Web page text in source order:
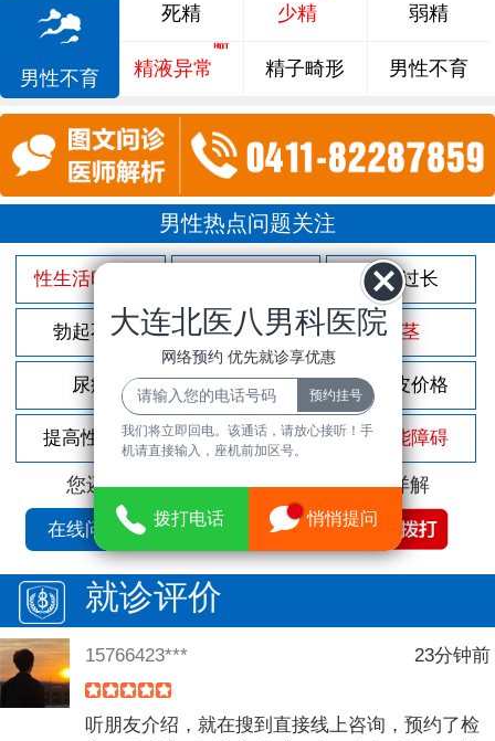
男性不育
死精 少精 弱精
精液异常 精子畸形 男性不育
男性热点问题关注
性生活时间短 包皮过长
勃起不坚 尿频尿急 包茎
尿痛 前列腺炎 割包皮价格
提高性功能 龟头敏感 性功能障碍
您还可以拨打免费咨询电话立即为您详解
在线问诊
就诊评价
15766423*** 23分钟前
听朋友介绍，就在搜到直接线上咨询，预约了检
大连北医八男科医院
网络预约 优先就诊享优惠
我们将立即回电。该通话，请放心接听！手
机请直接输入，座机前加区号。
拨打电话 悄悄提问